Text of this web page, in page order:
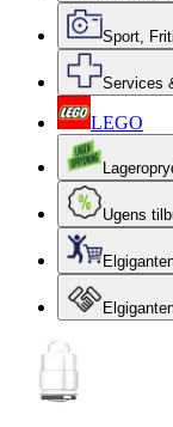
Sport,
Services
LEGO
Ugens